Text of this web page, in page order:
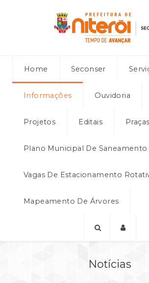
Home Seconser
Informações Ouvidoria
Projetos Editais
Plano Municipal De Saneamento
Vagas De Estacionamento
Mapeamento De Árvores
Notícias